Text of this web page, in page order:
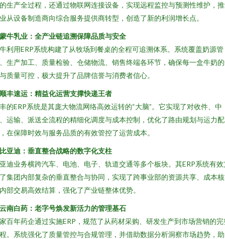
生产全过程，还通过物联网连接设备，实现远程监控与预测性维护，
从设备制造商向综合服务提供商转型，创造了新的利润增长点。
牛乳业：全产业链追溯保障品质与安全
利用ERP系统构建了从牧场到餐桌的全程可追溯体系。系统覆盖奶源管
生产加工、质量检验、仓储物流、销售终端各环节，确保每一盒牛奶
质量可控，极大提升了品牌信誉与消费者信心。
丰速运：精益化运营支撑快递王者
的ERP系统是其庞大物流网络高效运转的“大脑”。它实现了对收件、中
运输、派送全流程的精细化调度与成本控制，优化了路由规划与运力配
在保障时效与服务品质的有效管控了运营成本。
亚迪：垂直整合战略的数字化支柱
迪业务横跨汽车、电池、电子、轨道交通等多个板块。其ERP系统有效
集团内部复杂的垂直整合与协同，实现了跨事业部的资源共享、成本
部交易高效结算，强化了产业链整体优势。
南白药：老字号焕发新活力的管理基石
百年药企通过实施ERP，规范了从药材采购、研发生产到市场营销的完
。系统强化了质量管控与合规管理，并借助数据分析洞察市场趋势，